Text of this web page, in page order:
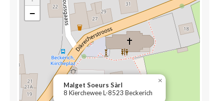
Malget Soeurs Sàrl
8 Kierchewee L-8523 Beckerich
×
−